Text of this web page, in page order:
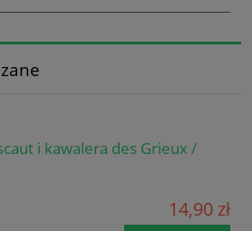
i kawalera des Grieux /
14,90 zł